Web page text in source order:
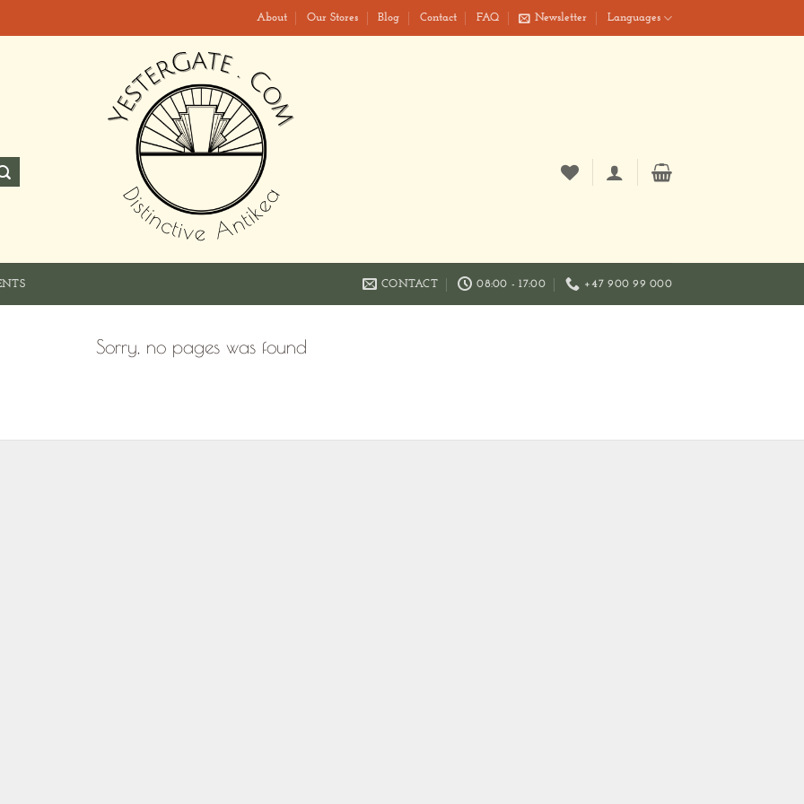
About Our Stores Blog Contact FAQ Newsletter Languages
CONTACT 08:00 - 17:00 +47 900 99 000
Sorry, no pages was found